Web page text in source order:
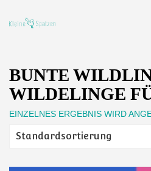
BUNTE
WILDELINGE
EINZELNES ERGEBNIS WIRD
Standardsortierung